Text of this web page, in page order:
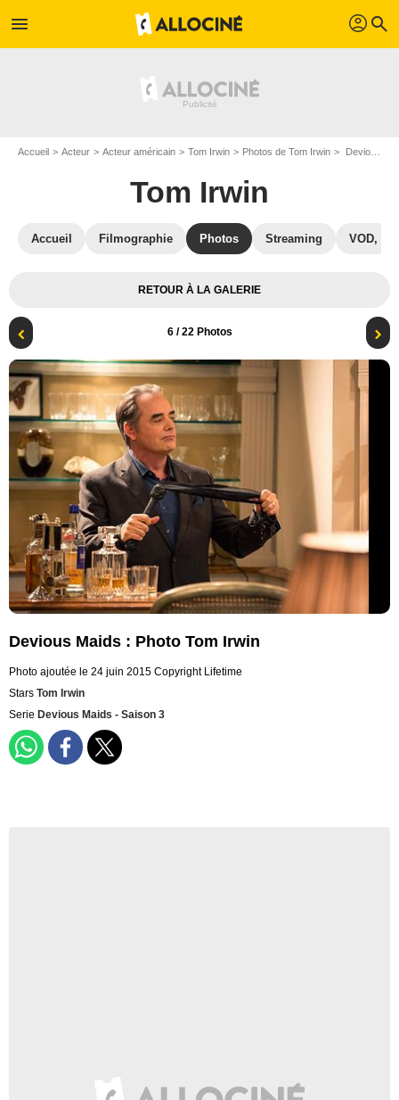
menu profil search
Accueil Acteur Acteur américain Tom Irwin Photos de Tom Irwin Devious Maids : Photo Tom Irwin
Tom Irwin
Accueil Filmographie Photos Streaming VOD,
RETOUR À LA GALERIE
6/ 22 Photos
Devious Maids : Photo Tom Irwin
Photo ajoutée le 24 juin 2015 Copyright Lifetime
Stars Tom Irwin
Serie Devious Maids - Saison 3